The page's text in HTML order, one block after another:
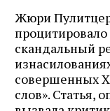
Жюри
скандальный
совершенных
слов». Статья,